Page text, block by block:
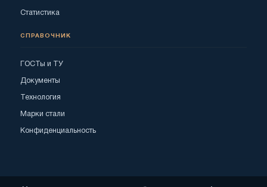
Статистика
СПРАВОЧНИК
ГОСТы и ТУ
Документы
Технология
Марки стали
Конфиденциальность